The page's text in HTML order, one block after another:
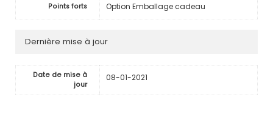
Points forts Option Emballage cadeau
Dernière mise à jour
Date de mise à
jour
08-01-2021